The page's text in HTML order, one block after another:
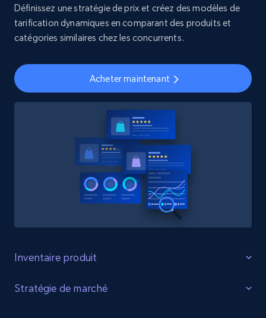
Définissez une stratégie de prix et créez des modèles de
tarification dynamiques en comparant des produits et
catégories similaires chez les concurrents.
Acheter maintenant
Inventaire produit
Identifier les lacunes
Stratégie de marché